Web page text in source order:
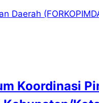
Koordinasi